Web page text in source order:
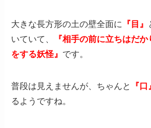
大きな長方形の土の壁全面に 『目』
いていて、
『相手の前に立ちはだ
をする妖怪』 です。
普段は見えませんが、ちゃんと 『口
るようですね。